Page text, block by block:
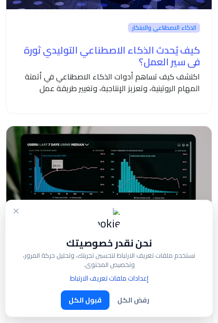
الذكاء الاصطناعي والابتكار
كيف يُحدث الذكاء الاصطناعي التوليدي ثورة
في سير العمل؟
اكتشف كيف تساهم أدوات الذكاء الاصطناعي في أتمتة
المهام الروتينية، وتعزيز الإنتاجية، وتغيير طريقة عمل
الشركات الناشئة
لماذا يوفر البدء بمنتج ذي قيمة دنيا (MVP) المال ويتحقق
من فكرة السوق قبل التطوير الكامل للمشروع.
نحن نقدر خصوصيتك
نستخدم ملفات تعريف الارتباط لتحسين تجربتك، وتحليل حركة المرور،
وتخصيص المحتوى.
إعدادات ملفات تعريف الارتباط
رفض الكل
قبول الكل